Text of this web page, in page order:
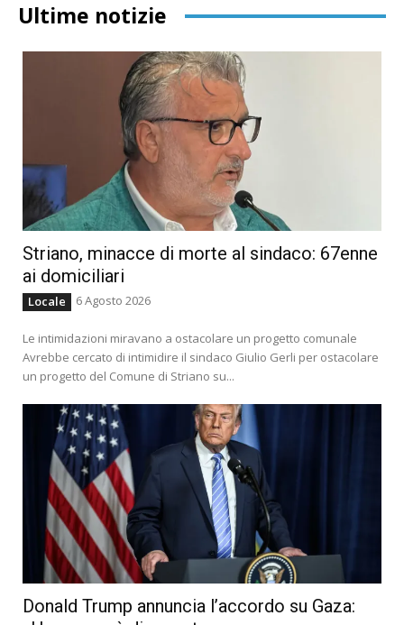
Ultime notizie
Striano, minacce di morte al sindaco: 67enne
ai domiciliari
Locale 6 Agosto 2026
Le intimidazioni miravano a ostacolare un progetto comunale
Avrebbe cercato di intimidire il sindaco Giulio Gerli per ostacolare
un progetto del Comune di Striano su...
Donald Trump annuncia l’accordo su Gaza: